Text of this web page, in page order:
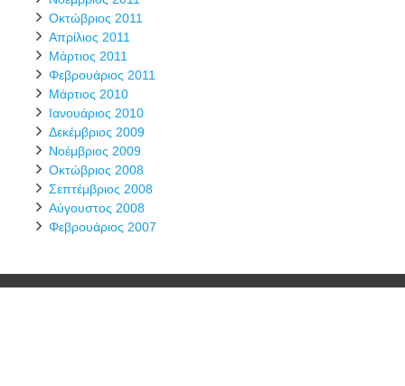
Οκτώβριος 2011
Απρίλιος 2011
Μάρτιος 2011
Φεβρουάριος 2011
Μάρτιος 2010
Ιανουάριος 2010
Δεκέμβριος 2009
Νοέμβριος 2009
Οκτώβριος 2008
Σεπτέμβριος 2008
Αύγουστος 2008
Φεβρουάριος 2007